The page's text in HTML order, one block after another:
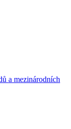
a mezinárodních